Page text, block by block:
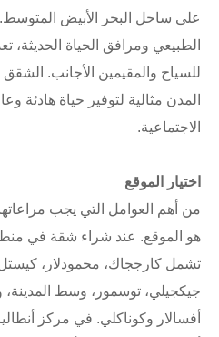
على ساحل البحر الأبيض المتوسط.
الطبيعي ومرافق الحياة الحديثة،
للسياح والمقيمين الأجانب.
المدن مثالية لتوفير حياة هادئة
الاجتماعية.
اختيار الموقع
من أهم العوامل التي يجب
هو الموقع. عند شراء شقة في منطقة
تشمل كارججاك، محمودلار، كيستل،
جيكجيلي، توسمور، وسط المدينة،
أفسالار وكوناكلي. في مركز